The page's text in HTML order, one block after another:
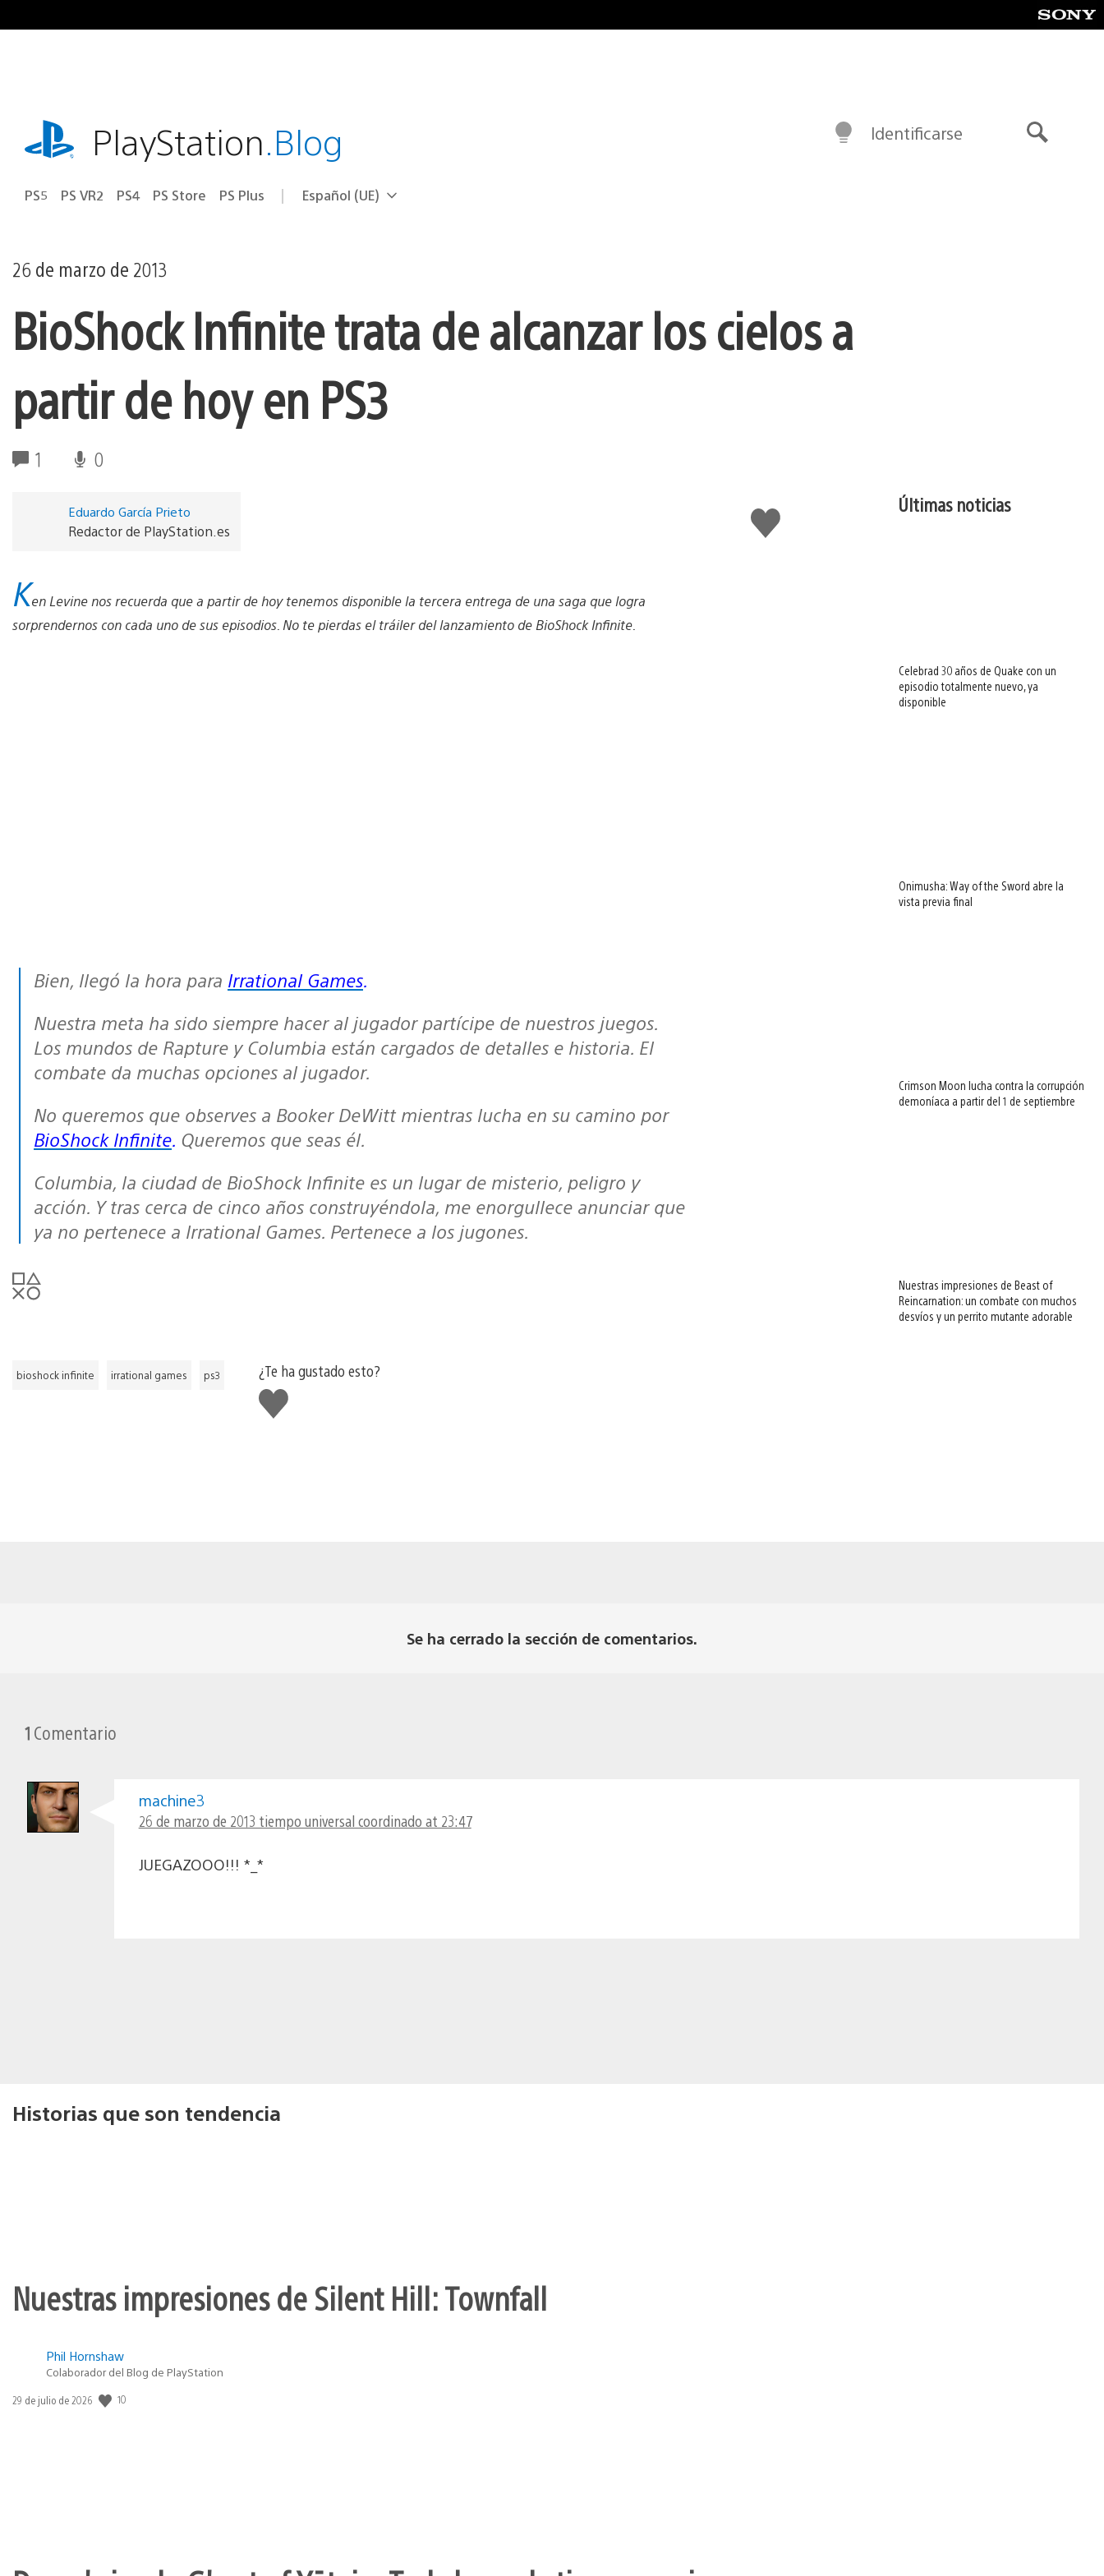
al
playstation.comPlayStation.Blog
PS5 PS VR2 PS4 PS Store PS Plus Selecciona
Región
Español (UE)
Identificarse
26 de marzo de 2013
BioShock Infinite trata de alcanzar los cielos a
partir de hoy en PS3
1 0
Me
gusta
Eduardo García Prieto
Redactor de PlayStation.es
Ken Levine nos recuerda que a partir de hoy tenemos disponible la tercera entrega de una saga que logra
sorprendernos con cada uno de sus episodios. No te pierdas el tráiler del lanzamiento de BioShock Infinite.
Bien, llegó la hora para Irrational Games.
Nuestra meta ha sido siempre hacer al jugador partícipe de nuestros juegos.
Los mundos de Rapture y Columbia están cargados de detalles e historia. El
combate da muchas opciones al jugador.
No queremos que observes a Booker DeWitt mientras lucha en su camino por
BioShock Infinite. Queremos que seas él.
Columbia, la ciudad de BioShock Infinite es un lugar de misterio, peligro y
acción. Y tras cerca de cinco años construyéndola, me enorgullece anunciar que
ya no pertenece a Irrational Games. Pertenece a los jugones.
bioshock infinite irrational games ps3
¿Te ha gustado esto?
Me
gusta
Últimas noticias
Celebrad 30 años de Quake con un
episodio totalmente nuevo, ya
disponible
Onimusha: Way of the Sword abre la
vista previa final
Crimson Moon lucha contra la corrupción
demoníaca a partir del 1 de septiembre
Nuestras impresiones de Beast of
Reincarnation: un combate con muchos
desvíos y un perrito mutante adorable
Se ha cerrado la sección de comentarios.
1 Comentario
machine3
26 de marzo de 2013 tiempo universal coordinado at 23:47
JUEGAZOOO!!! *_*
Historias que son tendencia
Nuestras impresiones de Silent Hill: Townfall
Phil Hornshaw
Colaborador del Blog de PlayStation
Fecha
29 de julio de 2026 10